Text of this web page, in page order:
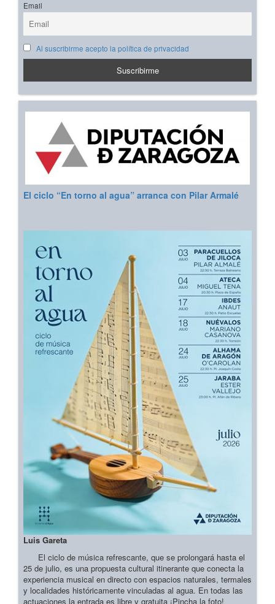
Email
Al suscribirme acepto la política de privacidad
El ciclo “En torno al agua” arranca con Pilar Armalé
Luis Gareta
El ciclo de música refrescante, que se prolongará hasta el
25 de julio, es una propuesta cultural itinerante que conecta la
experiencia musical en directo con espacios naturales, termales
y localidades históricamente vinculadas al agua. En todas las
actuaciones la entrada es libre y gratuita ¡Pincha la foto!